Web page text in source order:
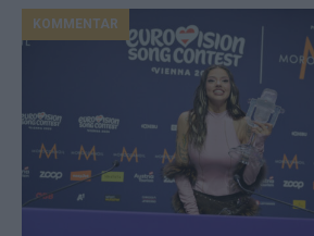
KOMMENTAR